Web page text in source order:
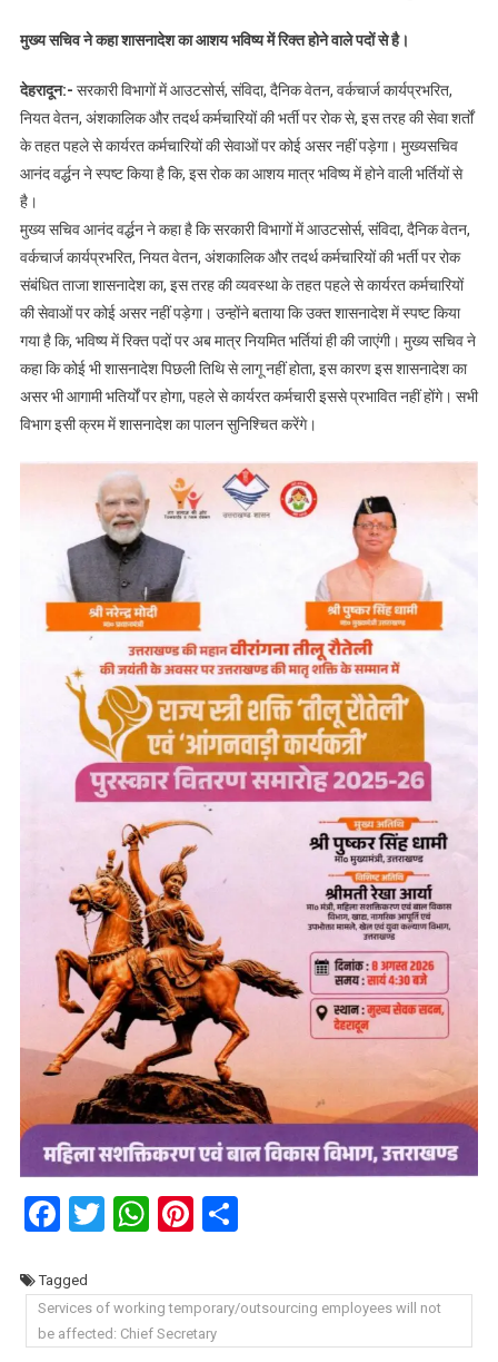
मुख्य सचिव ने कहा शासनादेश का आशय भविष्य में रिक्त होने वाले पदों से है।
देहरादून:- सरकारी विभागों में आउटसोर्स, संविदा, दैनिक वेतन, वर्कचार्ज कार्यप्रभरित,
नियत वेतन, अंशकालिक और तदर्थ कर्मचारियों की भर्ती पर रोक से, इस तरह की सेवा शर्तों
के तहत पहले से कार्यरत कर्मचारियों की सेवाओं पर कोई असर नहीं पड़ेगा। मुख्यसचिव
आनंद वर्द्धन ने स्पष्ट किया है कि, इस रोक का आशय मात्र भविष्य में होने वाली भर्तियों से
है।
मुख्य सचिव आनंद वर्द्धन ने कहा है कि सरकारी विभागों में आउटसोर्स, संविदा, दैनिक वेतन,
वर्कचार्ज कार्यप्रभरित, नियत वेतन, अंशकालिक और तदर्थ कर्मचारियों की भर्ती पर रोक
संबंधित ताजा शासनादेश का, इस तरह की व्यवस्था के तहत पहले से कार्यरत कर्मचारियों
की सेवाओं पर कोई असर नहीं पड़ेगा। उन्होंने बताया कि उक्त शासनादेश में स्पष्ट किया
गया है कि, भविष्य में रिक्त पदों पर अब मात्र नियमित भर्तियां ही की जाएंगी। मुख्य सचिव ने
कहा कि कोई भी शासनादेश पिछली तिथि से लागू नहीं होता, इस कारण इस शासनादेश का
असर भी आगामी भतिर्यों पर होगा, पहले से कार्यरत कर्मचारी इससे प्रभावित नहीं होंगे। सभी
विभाग इसी क्रम में शासनादेश का पालन सुनिश्चित करेंगे।
Facebook
Twitter
WhatsApp
Pinterest
Tagged
Services of working temporary/outsourcing employees will not
be affected: Chief Secretary